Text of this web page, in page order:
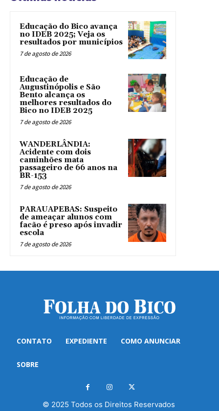
Educação do Bico avança
no IDEB 2025; Veja os
resultados por municípios
7 de agosto de 2026
Educação de
Augustinópolis e São
Bento alcança os
melhores resultados do
Bico no IDEB 2025
7 de agosto de 2026
WANDERLÂNDIA:
Acidente com dois
caminhões mata
passageiro de 66 anos na
BR-153
7 de agosto de 2026
PARAUAPEBAS: Suspeito
de ameaçar alunos com
facão é preso após invadir
escola
7 de agosto de 2026
CONTATO EXPEDIENTE COMO ANUNCIAR
SOBRE
© 2025 Todos os Direitos Reservados